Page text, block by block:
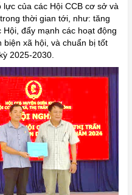
của các Hội CCB cơ sở và
thời gian tới, như: tăng
đẩy mạnh các hoạt động
biện xã hội, và chuẩn bị tốt
2025-2030.